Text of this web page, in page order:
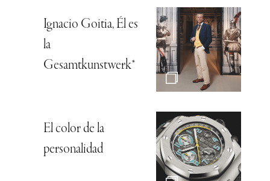
Ignacio Goitia, Él es
la
Gesamtkunstwerk*
El color de la
personalidad